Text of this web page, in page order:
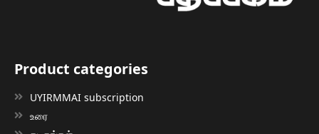
Product categories
UYIRMMAI subscription
உரை